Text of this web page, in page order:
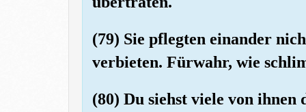
(79) Sie pflegten einander
verbieten. Fürwahr, wie
(80) Du siehst viele von